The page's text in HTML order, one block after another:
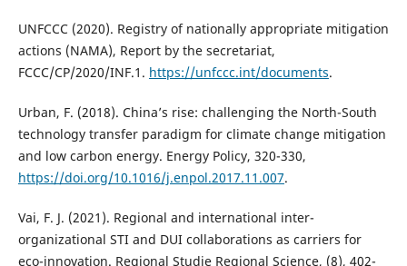
UNFCCC (2020). Registry of nationally appropriate mitigation
actions (NAMA), Report by the secretariat,
FCCC/CP/2020/INF.1. https://unfccc.int/documents.
Urban, F. (2018). China’s rise: challenging the North-South
technology transfer paradigm for climate change mitigation
and low carbon energy. Energy Policy, 320-330,
https://doi.org/10.1016/j.enpol.2017.11.007.
Vai, F. J. (2021). Regional and international inter-
organizational STI and DUI collaborations as carriers for
eco-innovation. Regional Studie Regional Science, (8), 402-